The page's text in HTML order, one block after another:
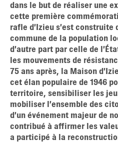
dans le but de réaliser une
cette première
rafle d’Izieu s’est construite
commune de la population
d’autre part par celle de
les mouvements de
75 ans après, la Maison
cet élan populaire de 1946
territoire, sensibiliser les
mobiliser l’ensemble des
d’un événement majeur de
contribué à affirmer les
a participé à la